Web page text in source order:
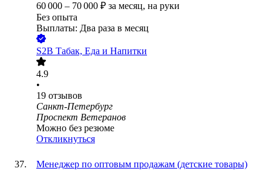
60 000 – 70 000 ₽ за месяц, на руки
Без опыта
Выплаты: Два раза в месяц
S2B Табак, Еда и Напитки
4.9
•
19 отзывов
Санкт-Петербург
Проспект Ветеранов
Можно без резюме
Откликнуться
Менеджер по оптовым продажам (детские товары)